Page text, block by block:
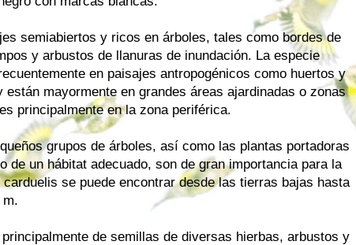
semiabiertos y ricos en árboles, tales como bordes de
y arbustos de llanuras de inundación. La especie
en paisajes antropogénicos como huertos y
están mayormente en grandes áreas ajardinadas o zonas
principalmente en la zona periférica.
grupos de árboles, así como las plantas portadoras
de un hábitat adecuado, son de gran importancia para la
se puede encontrar desde las tierras bajas hasta
m.
de semillas de diversas hierbas, arbustos y